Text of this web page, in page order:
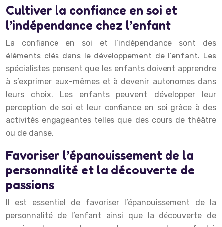
Cultiver la confiance en soi et
l’indépendance chez l’enfant
La confiance en soi et l’indépendance sont des
éléments clés dans le développement de l’enfant. Les
spécialistes pensent que les enfants doivent apprendre
à s’exprimer eux-mêmes et à devenir autonomes dans
leurs choix. Les enfants peuvent développer leur
perception de soi et leur confiance en soi grâce à des
activités engageantes telles que des cours de théâtre
ou de danse.
Favoriser l’épanouissement de la
personnalité et la découverte de
passions
Il est essentiel de favoriser l’épanouissement de la
personnalité de l’enfant ainsi que la découverte de